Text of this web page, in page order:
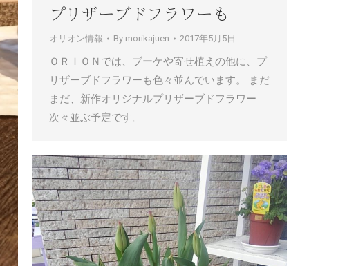
プリザーブドフラワーも
オリオン情報 By morikajuen 2017年5月5日
ＯＲＩＯＮでは、ブーケや寄せ植えの他に、プ
リザーブドフラワーも色々並んでいます。 まだ
まだ、新作オリジナルプリザーブドフラワー
次々並ぶ予定です。